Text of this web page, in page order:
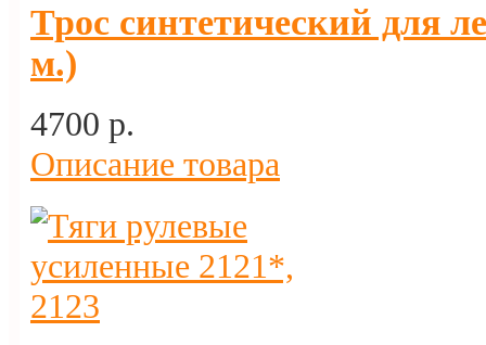
Трос синтетический для
м.)
4700 p.
Описание товара